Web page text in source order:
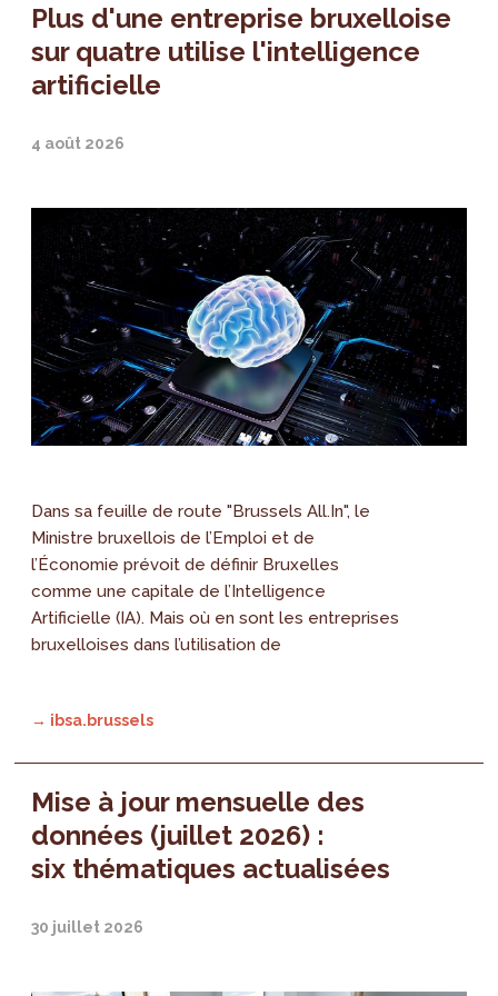
Plus d'une entreprise bruxelloise
sur quatre utilise l'intelligence
artificielle
4 août 2026
Dans sa feuille de route "Brussels All.In", le
Ministre bruxellois de l’Emploi et de
l’Économie prévoit de définir Bruxelles
comme une capitale de l’Intelligence
Artificielle (IA). Mais où en sont les entreprises
bruxelloises dans l’utilisation de
→ ibsa.brussels
Mise à jour mensuelle des
données (juillet 2026) :
six thématiques actualisées
30 juillet 2026